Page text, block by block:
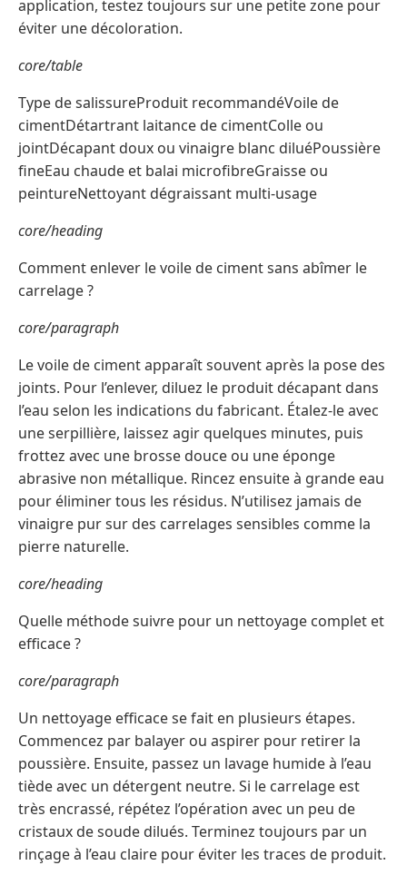
application, testez toujours sur une petite zone pour
éviter une décoloration.
core/table
Type de salissureProduit recommandéVoile de
cimentDétartrant laitance de cimentColle ou
jointDécapant doux ou vinaigre blanc diluéPoussière
fineEau chaude et balai microfibreGraisse ou
peintureNettoyant dégraissant multi-usage
core/heading
Comment enlever le voile de ciment sans abîmer le
carrelage ?
core/paragraph
Le voile de ciment apparaît souvent après la pose des
joints. Pour l’enlever, diluez le produit décapant dans
l’eau selon les indications du fabricant. Étalez-le avec
une serpillière, laissez agir quelques minutes, puis
frottez avec une brosse douce ou une éponge
abrasive non métallique. Rincez ensuite à grande eau
pour éliminer tous les résidus. N’utilisez jamais de
vinaigre pur sur des carrelages sensibles comme la
pierre naturelle.
core/heading
Quelle méthode suivre pour un nettoyage complet et
efficace ?
core/paragraph
Un nettoyage efficace se fait en plusieurs étapes.
Commencez par balayer ou aspirer pour retirer la
poussière. Ensuite, passez un lavage humide à l’eau
tiède avec un détergent neutre. Si le carrelage est
très encrassé, répétez l’opération avec un peu de
cristaux de soude dilués. Terminez toujours par un
rinçage à l’eau claire pour éviter les traces de produit.